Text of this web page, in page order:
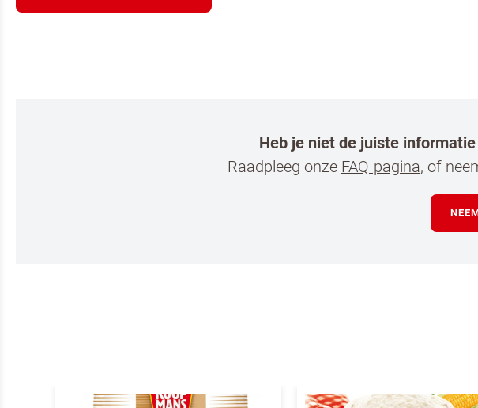
Heb je niet de juiste
Raadpleeg onze FAQ-pagina, of
Ik ben een horeca
Ja, houd mij op de
Professioneel en Dr. Oetker